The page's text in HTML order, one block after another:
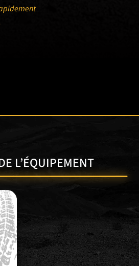
L’ÉQUIPEMENT